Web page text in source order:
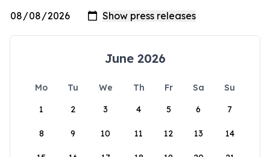
June 2026
Mo Tu We Th Fr Sa
Su
1
2 3 4 5 6 7
8 9 10 11 12 13 14